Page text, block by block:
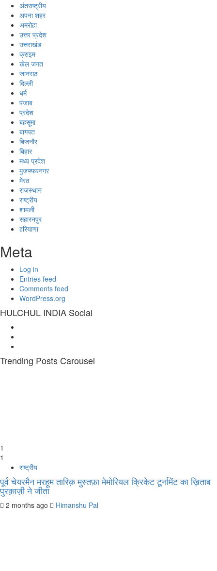
अंतराष्ट्रीय
अपना शहर
अमरोहा
उत्तर प्रदेश
उत्तराखंड
क्राइम
खेल जगत
जानसठ
दिल्ली
धर्म
पंजाब
प्रदेश
बहसूमा
बागपत
बिजनौर
बिहार
मध्य प्रदेश
मुजफ्फरनगर
मेरठ
राजस्थान
राष्ट्रीय
शामली
सहारनपुर
हरियाणा
Meta
Log in
Entries feed
Comments feed
WordPress.org
HULCHUL INDIA Social
Trending Posts Carousel
1
1
राष्ट्रीय
पूर्व चेयरमैन मरहूम तारिक़ मुस्तफ़ा मेमोरियल क्रिकेट टूर्नामेंट का ख़िताब
पुरक़ाज़ी ने जीता
2 months ago Himanshu Pal